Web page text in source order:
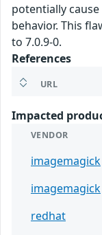
potentially
behavior. This
to 7.0.9-0.
References
URL
Impacted
VENDOR
imagemagick
imagemagick
redhat